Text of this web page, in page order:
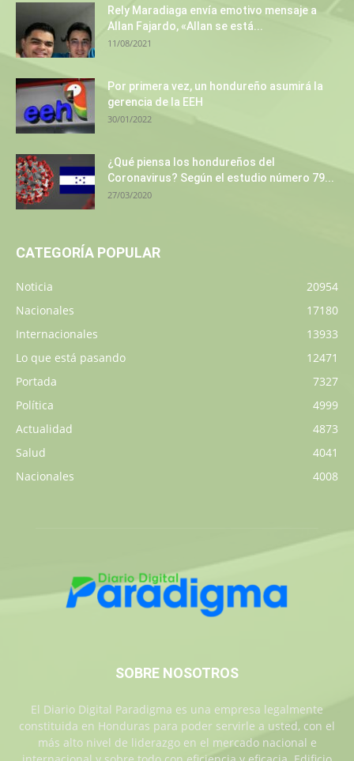
Rely Maradiaga envía emotivo mensaje a
Allan Fajardo, «Allan se está...
11/08/2021
Por primera vez, un hondureño asumirá la
gerencia de la EEH
30/01/2022
¿Qué piensa los hondureños del
Coronavirus? Según el estudio número 79...
27/03/2020
CATEGORÍA POPULAR
Noticia
20954
Nacionales
17180
Internacionales
13933
Lo que está pasando
12471
Portada
7327
Política
4999
Actualidad
4873
Salud
4041
Nacionales
4008
SOBRE NOSOTROS
El Diario Digital Paradigma es una empresa legalmente
constituida en Honduras para poder servirle a usted, con el
más alto nivel de liderazgo en el mercado nacional e